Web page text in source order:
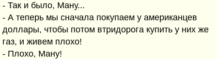
- Так и было, Ману...
- А теперь мы сначала покупаем у американцев
доллары, чтобы потом втридорога купить у них же
газ, и живем плохо!
- Плохо, Ману!